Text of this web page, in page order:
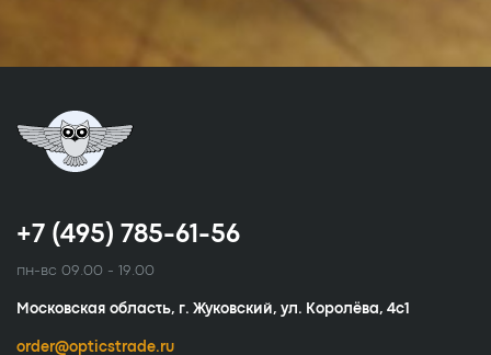
+7 (495) 785-61-56
пн-вс 09.00 - 19.00
Московская область, г. Жуковский, ул. Королёва, 4с1
order@opticstrade.ru